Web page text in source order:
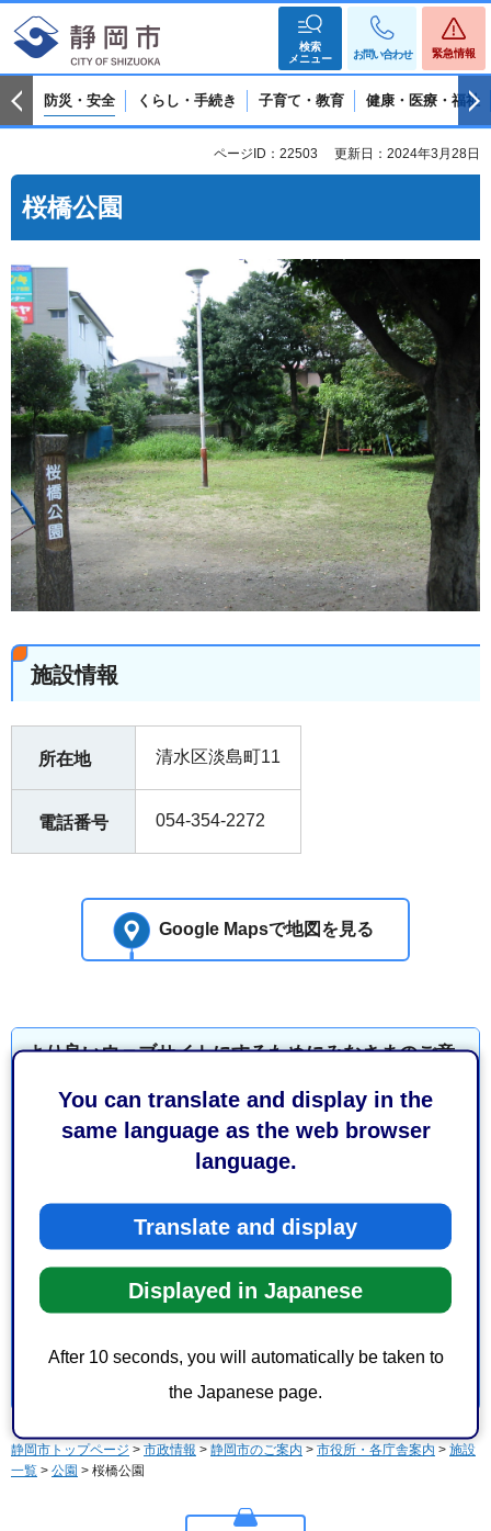
You can translate and display in the
same language as the web browser
language.
Translate and display
Displayed in Japanese
After 10 seconds, you will automatically be taken to
the Japanese page.
検索
メニュー
お問い合わせ 緊急情報
防災・安全 くらし・手続き 子育て・教育 健康・医療・福祉
ページID：22503 更新日：2024年3月28日
桜橋公園
施設情報
所在地 清水区淡島町11
電話番号 054-354-2272
Google Mapsで地図を見る
より良いウェブサイトにするためにみなさまのご意
このページの情報は役に立ちましたか？
2：ふつう
3：役に立たなかった
このページの情報は見つけやすかったですか？
3：見つけにくかった
静岡市トップページ > 市政情報 > 静岡市のご案内 > 市役所・各庁舎案内 > 施設
一覧 > 公園 > 桜橋公園